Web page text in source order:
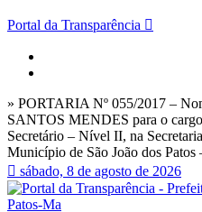
Portal da Transparência
» PORTARIA Nº 055/2017 –
SANTOS MENDES para o cargo
Secretário – Nível II, na
Município de São João dos
sábado, 8 de agosto de 2026